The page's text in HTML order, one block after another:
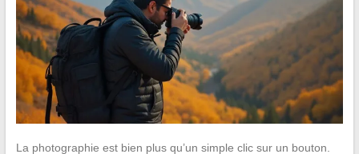
La photographie est bien plus qu’un simple clic sur un bouton.